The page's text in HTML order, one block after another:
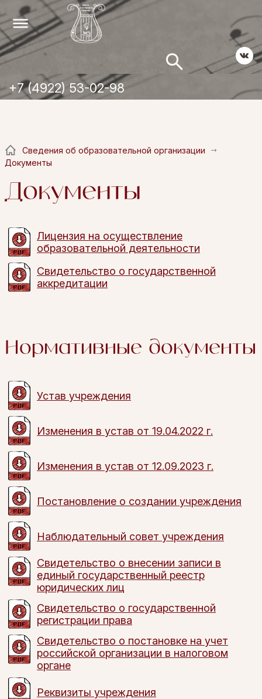
+7 (4922) 53-02-98
Сведения об образовательной организации
Документы
Документы
Лицензия на осуществление
образовательной деятельности
Свидетельство о государственной
аккредитации
Нормативные документы
Устав учреждения
Изменения в устав от 19.04.2022 г.
Изменения в устав от 12.09.2023 г.
Постановление о создании учреждения
Наблюдательный совет учреждения
Свидетельство о внесении записи в
единый государственный реестр
юридических лиц
Свидетельство о государственной
регистрации права
Свидетельство о постановке на учет
российской организации в налоговом
органе
Реквизиты учреждения